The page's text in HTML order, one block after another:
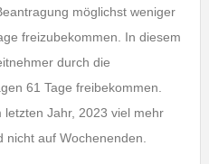
möglichst weniger
freizubekommen. In diesem
durch die
61 Tage freibekommen.
Jahr, 2023 viel mehr
auf Wochenenden.